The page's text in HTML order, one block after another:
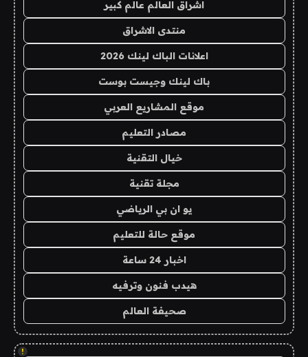
اشراق العالم عالم كبير
منتدى الاشراق
اعلانات الباك لينك 2026
باك لينك وجيست بوست
موقع المشاريع العربي
مصادر التعليم
خيال التقنية
مجلة تقنية
يو ان بي الرياضي
موقع حالة للتعليم
اخبار 24 ساعة
هيدب فنون وترفيه
صحيفة العالم
!